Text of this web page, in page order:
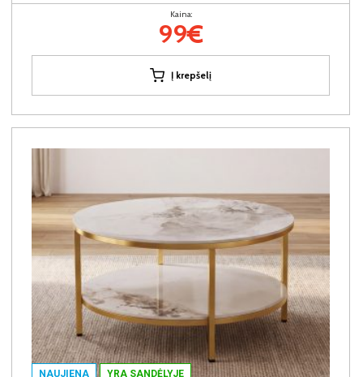
Kaina:
99€
Į krepšelį
NAUJIENA YRA SANDĖLYJE